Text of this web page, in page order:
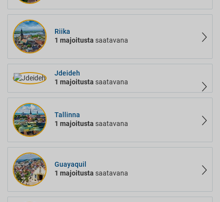
Riika
1 majoitusta saatavana
Jdeideh
1 majoitusta saatavana
Tallinna
1 majoitusta saatavana
Guayaquil
1 majoitusta saatavana